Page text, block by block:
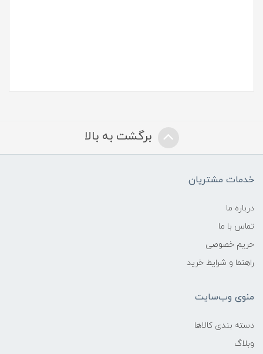
برگشت به بالا
خدمات مشتریان
درباره ما
تماس با ما
حریم خصوصی
راهنما و شرایط خرید
منوی وب‌سایت
دسته بندی کالاها
وبلاگ